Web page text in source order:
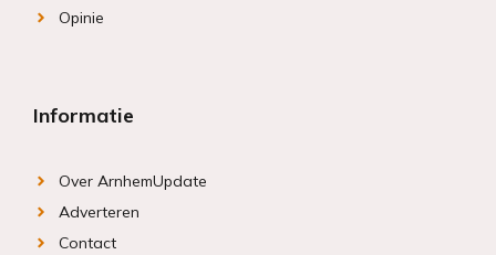
Opinie
Informatie
Over ArnhemUpdate
Adverteren
Contact